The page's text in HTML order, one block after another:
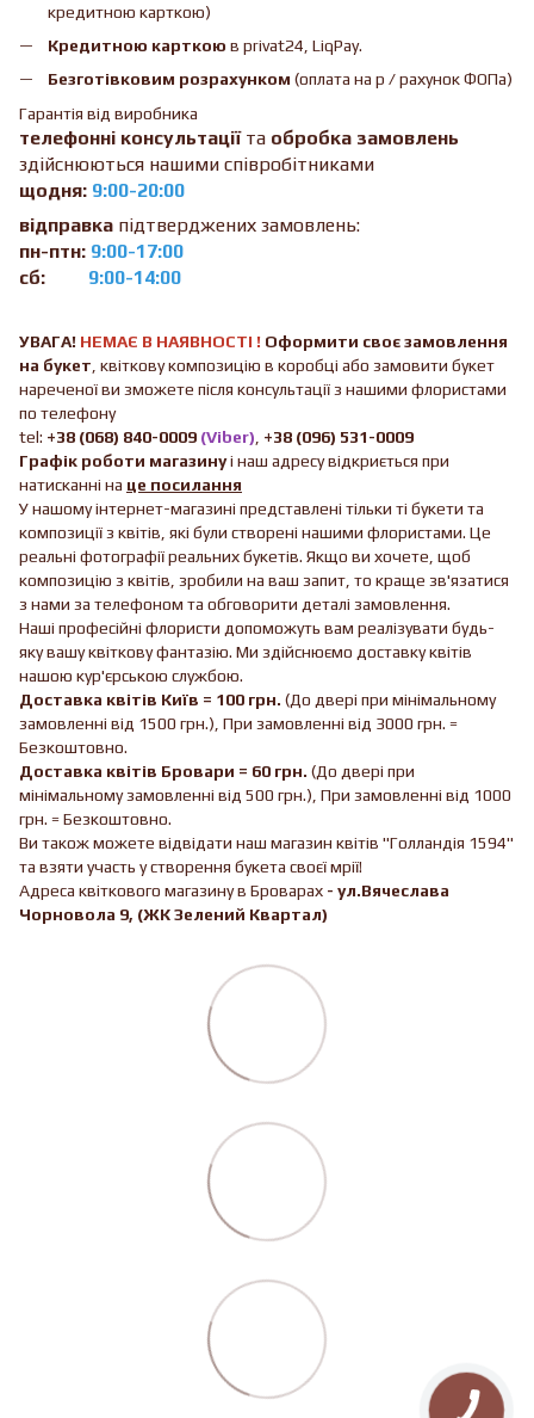
кредитною карткою)
Кредитною карткою в privat24, LiqPay.
Безготівковим розрахунком (оплата на р / рахунок ФОПа)
Гарантія від виробника
телефонні консультації та обробка замовлень
здійснюються нашими співробітниками
щодня: 9:00-20:00
відправка підтверджених замовлень:
пн-птн: 9:00-17:00
сб:
9:00-14:00
УВАГА! НЕМАЄ В ​​НАЯВНОСТІ ! Оформити своє замовлення
на букет , квіткову композицію в коробці або замовити букет
нареченої ви зможете після консультації з нашими флористами
по телефону
tel: +38 (068) 840-0009 (Viber) +38 (096) 531-0009
Графік роботи магазинуі наш адресу відкриється при
натисканні на це посилання
У нашому інтернет-магазині представлені тільки ті букети та
композиції з квітів, які були створені нашими флористами. Це
реальні фотографії реальних букетів. Якщо ви хочете, щоб
композицію з квітів, зробили на ваш запит, то краще зв'язатися
з нами за телефоном та обговорити деталі замовлення.
Наші професійні флористи допоможуть вам реалізувати будь-
яку вашу квіткову фантазію. Ми здійснюємо доставку квітів
нашою кур'єрською службою.
Доставка квітів Київ = 100 грн. (До двері при мінімальному
замовленні від 1500 грн.), При замовленні від 3000 грн. =
Безкоштовно.
Доставка квітів Бровари = 60 грн. (До двері при
мінімальному замовленні від 500 грн.), При замовленні від 1000
грн. = Безкоштовно.
Ви також можете відвідати наш магазин квітів "Голландія 1594"
та взяти участь у створення букета своєї мрії!
Адреса квіткового магазину в Броварах - ул.Вячеслава
Чорновола 9, (ЖК Зелений Квартал)